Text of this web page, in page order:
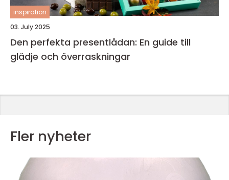
inspiration
03. July 2025
Den perfekta presentlådan: En guide till
glädje och överraskningar
Fler nyheter